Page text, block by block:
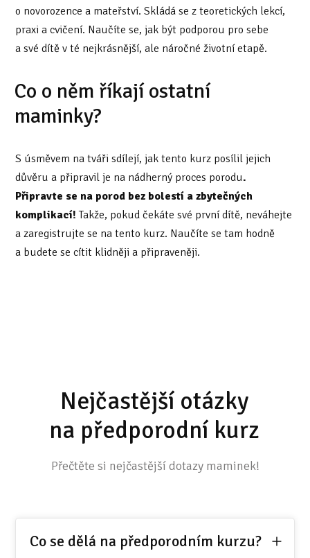
o novorozence a mateřství. Skládá se z teoretických lekcí,
praxi a cvičení. Naučíte se, jak být podporou pro sebe
a své dítě v té nejkrásnější, ale náročné životní etapě.
Co o něm říkají ostatní
maminky?
S úsměvem na tváři sdílejí, jak tento kurz posílil jejich
důvěru a připravil je na nádherný proces porodu.
Připravte se na porod bez bolestí a zbytečných
komplikací! Takže, pokud čekáte své první dítě, neváhejte
a zaregistrujte se na tento kurz. Naučíte se tam hodně
a budete se cítit klidněji a připraveněji.
Nejčastější otázky
na předporodní kurz
Přečtěte si nejčastější dotazy maminek!
Co se dělá na předporodním kurzu?